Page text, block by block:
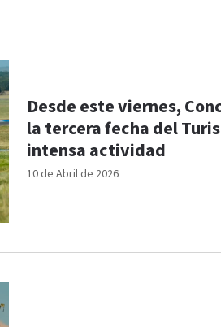
10 de Abril de 2026
Desde este viernes,
la tercera fecha del
intensa actividad